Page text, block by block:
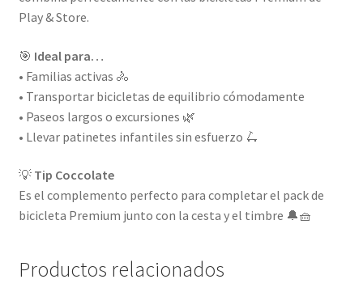
Play & Store.
🎯 Ideal para…
• Familias activas 🚴
• Transportar bicicletas de equilibrio cómodamente
• Paseos largos o excursiones 🌿
• Llevar patinetes infantiles sin esfuerzo 🛴
💡 Tip Coccolate
Es el complemento perfecto para completar el pack de
bicicleta Premium junto con la cesta y el timbre 🔔🧺
Productos relacionados